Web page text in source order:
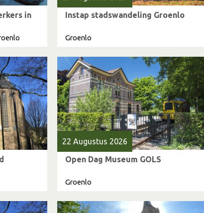
in
Instap stadswandeling Groenlo
Groenlo
22 Augustus 2026
Open Dag Museum GOLS
Groenlo